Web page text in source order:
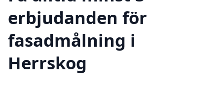
erbjudanden för
fasadmålning i
Herrskog